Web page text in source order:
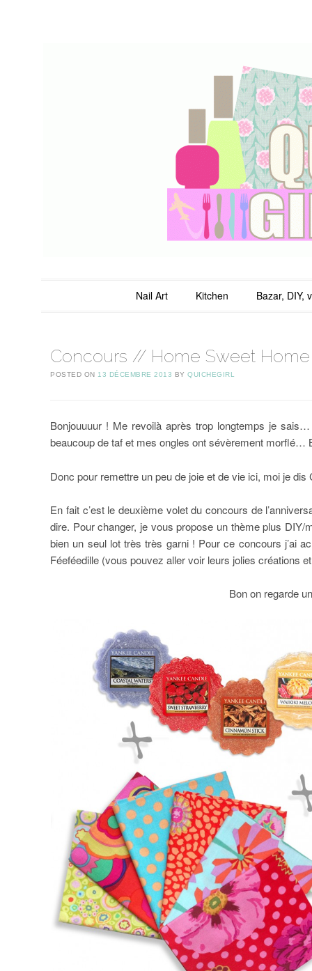
QuicheGirl
Nail Art Kitchen Bazar, DIY,
Concours // Home Sweet Home
POSTED ON 13 DÉCEMBRE 2013 BYQUICHEGIRL
Bonjouuuur ! Me revoilà après trop longtemps je sais…
beaucoup de taf et mes ongles ont sévèrement morflé…
Donc pour remettre un peu de joie et de vie ici, moi je
En fait c’est le deuxième volet du concours de
dire. Pour changer, je vous propose un thème plus
bien un seul lot très très garni ! Pour ce concours j’ai
Féeféedille (vous pouvez aller voir leurs jolies créations
Bon on regarde